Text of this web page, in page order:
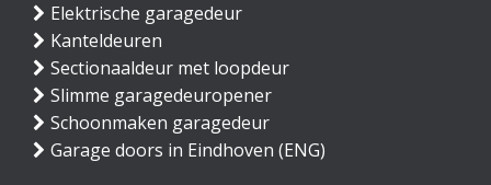
Elektrische garagedeur
Kanteldeuren
Sectionaaldeur met loopdeur
Slimme garagedeuropener
Schoonmaken garagedeur
Garage doors in Eindhoven (ENG)